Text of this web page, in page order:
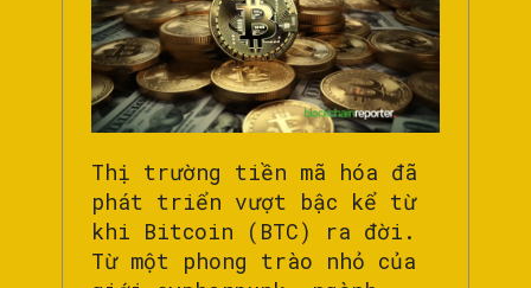
Thị trường tiền mã hóa đã
phát triển vượt bậc kể từ
khi Bitcoin (BTC) ra đời.
Từ một phong trào nhỏ của